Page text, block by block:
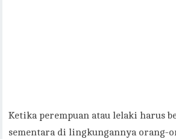
Ketika perempuan atau lelaki harus
sementara di lingkungannya orang-